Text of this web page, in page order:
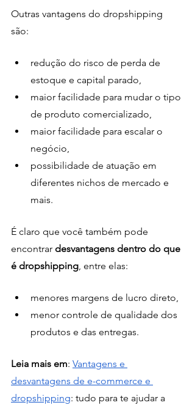
Outras vantagens do dropshipping
são:
redução do risco de perda de
estoque e capital parado,
maior facilidade para mudar o tipo
de produto comercializado,
maior facilidade para escalar o
negócio,
possibilidade de atuação em
diferentes nichos de mercado e
mais.
É claro que você também pode
encontrar desvantagens dentro do que
é dropshipping , entre elas:
menores margens de lucro direto,
menor controle de qualidade dos
produtos e das entregas.
Leia mais em: Vantagens e
desvantagens de e-commerce e
dropshipping: tudo para te ajudar a